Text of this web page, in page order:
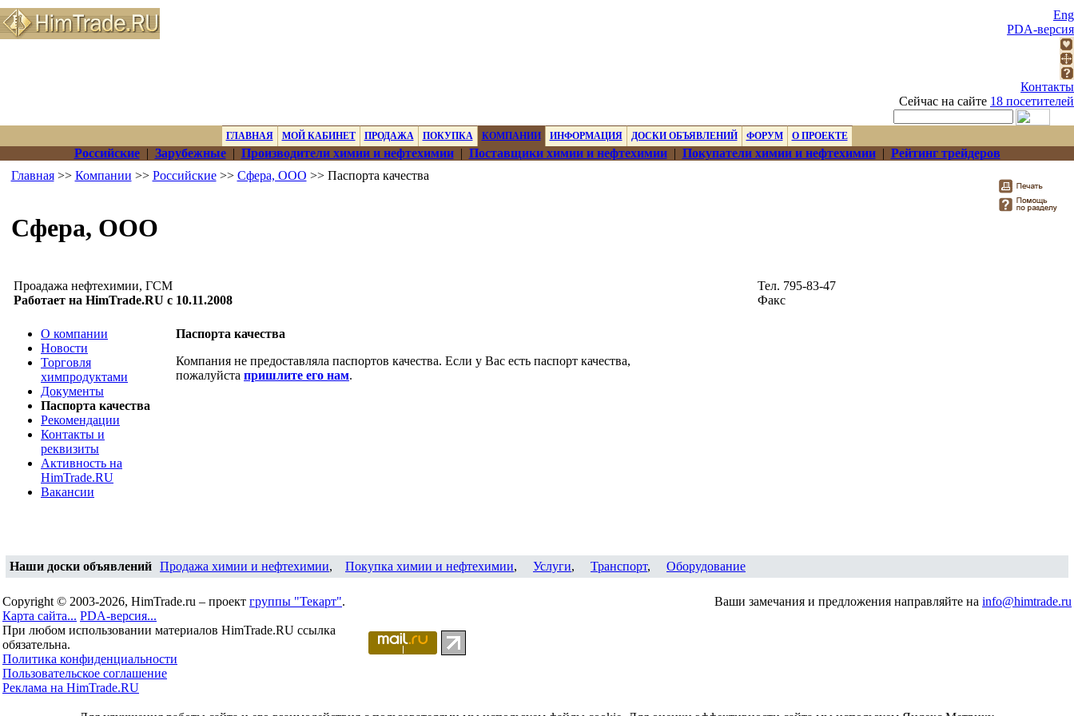
Eng
PDA-версия
Контакты
Сейчас на сайте 18 посетителей
ГЛАВНАЯ МОЙ КАБИНЕТ ПРОДАЖА ПОКУПКА КОМПАНИИ ИНФОРМАЦИЯ ДОСКИ ОБЪЯВЛЕНИЙ ФОРУМ О ПРОЕКТЕ
Российские| Зарубежные| Производители химии и нефтехимии| Поставщики химии и нефтехимии| Покупатели химии и нефтехимии| Рейтинг трейдеров
Главная>> Компании >> Российские>> Сфера, ООО >> Паспорта качества
Сфера, ООО
Проадажа нефтехимии, ГСМ
Работает на HimTrade.RU с 10.11.2008
Тел. 795-83-47
Факс
О компании
Новости
Торговля
химпродуктами
Документы
Паспорта качества
Рекомендации
Контакты и
реквизиты
Активность на
HimTrade.RU
Вакансии
Паспорта качества
Компания не предоставляла паспортов качества. Если у Вас есть паспорт качества,
пожалуйста пришлите его нам.
Наши доски объявлений Продажа химии и нефтехимии, Покупка химии и нефтехимии, Услуги, Транспорт, Оборудование
Copyright © 2003-2026, HimTrade.ru – проект группы "Текарт".
Карта сайта... PDA-версия...
При любом использовании материалов HimTrade.RU ссылка
обязательна.
Политика конфиденциальности
Пользовательское соглашение
Реклама на HimTrade.RU
Ваши замечания и предложения направляйте на info@himtrade.ru